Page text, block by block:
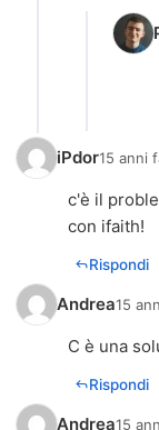
iPdor15 anni
c'è il
con ifaith!
Rispondi
Andrea15
C è una
Rispondi
Andrea15